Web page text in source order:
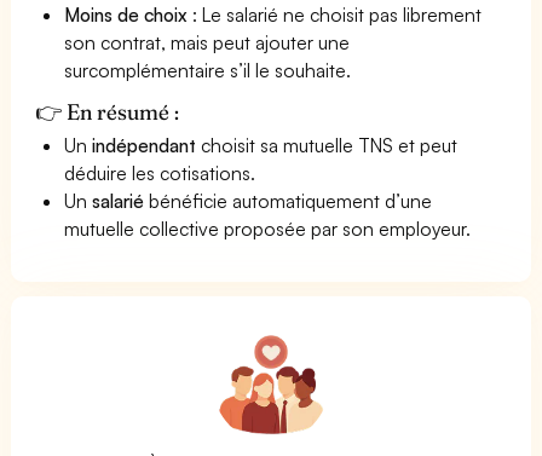
Moins de choix : Le salarié ne choisit pas librement
son contrat, mais peut ajouter une
surcomplémentaire s’il le souhaite.
👉 En résumé :
Unindépendant choisit sa mutuelle TNS et peut
déduire les cotisations.
Unsalarié bénéficie automatiquement d’une
mutuelle collective proposée par son employeur.